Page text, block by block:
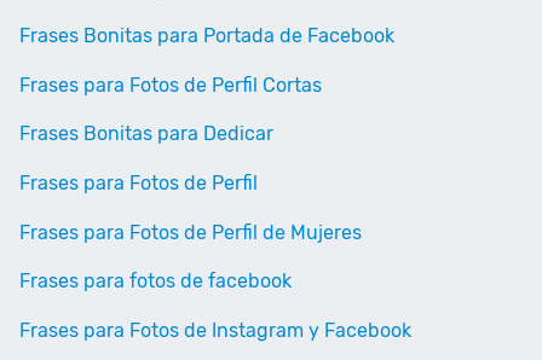
Frases Bonitas para Portada de Facebook
Frases para Fotos de Perfil Cortas
Frases Bonitas para Dedicar
Frases para Fotos de Perfil
Frases para Fotos de Perfil de Mujeres
Frases para fotos de facebook
Frases para Fotos de Instagram y Facebook